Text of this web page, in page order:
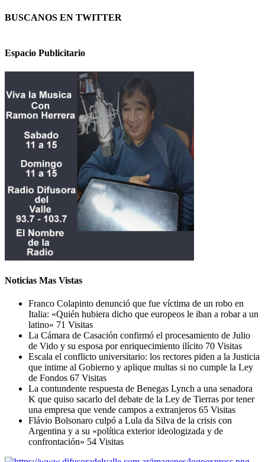
BUSCANOS EN TWITTER
Espacio Publicitario
Noticias Mas Vistas
Franco Colapinto denunció que fue víctima de un robo en
Italia: «Quién hubiera dicho que europeos le iban a robar a un
latino» 71 Visitas
La Cámara de Casación confirmó el procesamiento de Julio
de Vido y su esposa por enriquecimiento ilícito 70 Visitas
Escala el conflicto universitario: los rectores piden a la Justicia
que intime al Gobierno y aplique multas si no cumple la Ley
de Fondos 67 Visitas
La contundente respuesta de Benegas Lynch a una senadora
K que quiso sacarlo del debate de la Ley de Tierras por tener
una empresa que vende campos a extranjeros 65 Visitas
Flávio Bolsonaro culpó a Lula da Silva de la crisis con
Argentina y a su «política exterior ideologizada y de
confrontación» 54 Visitas